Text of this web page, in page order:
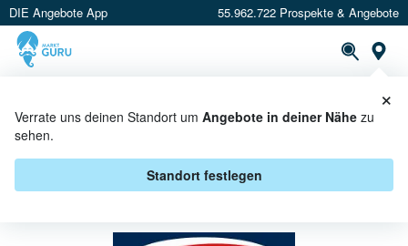
DIE Angebote App 55.962.722 Prospekte & Angebote
Verrate uns deinen Standort um Angebote in deiner Nähe zu
sehen.
Standort festlegen
×
BARILLA BEI K+K KLAAS & KOCK
- ANGEBOTE & AKTIONEN